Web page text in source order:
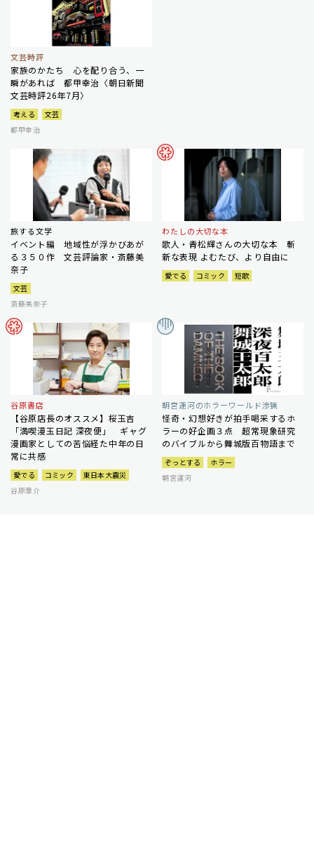
文芸時評
家族のかたち 心を配り合う、一
瞬があれば 都甲幸治〈朝日新聞
文芸時評26年7月〉
考える
文芸
都甲幸治
旅する文学
イベント編 地域性が浮かびあが
る３５０作 文芸評論家・斎藤美
奈子
文芸
斎藤美奈子
わたしの大切な本
歌人・青松輝さんの大切な本 斬
新な表現 よむたび、より自由に
愛でる コミック 短歌
谷原書店
【谷原店長のオススメ】桜玉吉
「満喫漫玉日記 深夜便」 ギャグ
漫画家としての苦悩経た中年の日
常に共感
愛でる コミック
東日本大震災
谷原章介
朝宮運河のホラーワールド渉猟
怪奇・幻想好きが拍手喝采するホ
ラーの好企画３点 超常現象研究
のバイブルから舞城版百物語まで
ぞっとする
ホラー
朝宮運河